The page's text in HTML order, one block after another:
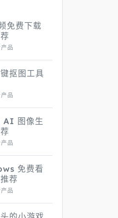
免费下载
品
抠图工具
品
AI 图像生
品
免费看
荐
品